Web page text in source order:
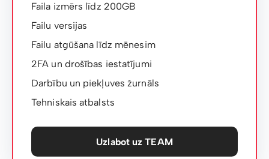
Faila izmērs līdz 200GB
Failu versijas
Failu atgūšana līdz mēnesim
2FA un drošības iestatījumi
Darbību un piekļuves žurnāls
Tehniskais atbalsts
Uzlabot uz TEAM